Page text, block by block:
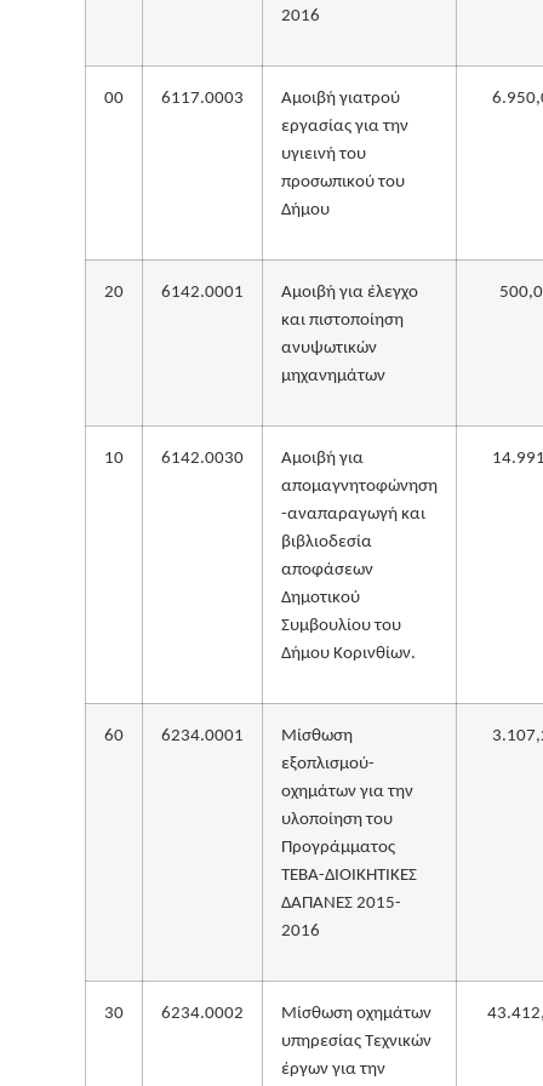
2016
00 6117.0003
Αμοιβή γιατρού
εργασίας για την
υγιεινή του
προσωπικού του
Δήμου
20 6142.0001
Αμοιβή για έλεγχο
και πιστοποίηση
ανυψωτικών
μηχανημάτων
10 6142.0030
Αμοιβή για
απομαγνητοφώνηση
-αναπαραγωγή και
βιβλιοδεσία
αποφάσεων
Δημοτικού
Συμβουλίου του
Δήμου Κορινθίων.
60 6234.0001
Μίσθωση
εξοπλισμού-
οχημάτων για την
υλοποίηση του
Προγράμματος
ΤΕΒΑ-ΔΙΟΙΚΗΤΙΚΕΣ
ΔΑΠΑΝΕΣ 2015-
2016
30 6234.0002
Μίσθωση οχημάτων
υπηρεσίας Τεχνικών
έργων για την